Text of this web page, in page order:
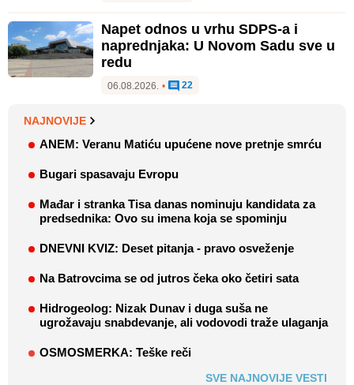
Napet odnos u vrhu SDPS-a i
naprednjaka: U Novom Sadu sve u
redu
06.08.2026. • 22
NAJNOVIJE
ANEM: Veranu Matiću upućene nove pretnje smrću
Bugari spasavaju Evropu
Mađar i stranka Tisa danas nominuju kandidata za
predsednika: Ovo su imena koja se spominju
DNEVNI KVIZ: Deset pitanja - pravo osveženje
Na Batrovcima se od jutros čeka oko četiri sata
Hidrogeolog: Nizak Dunav i duga suša ne
ugrožavaju snabdevanje, ali vodovodi traže ulaganja
OSMOSMERKA: Teške reči
SVE NAJNOVIJE VESTI